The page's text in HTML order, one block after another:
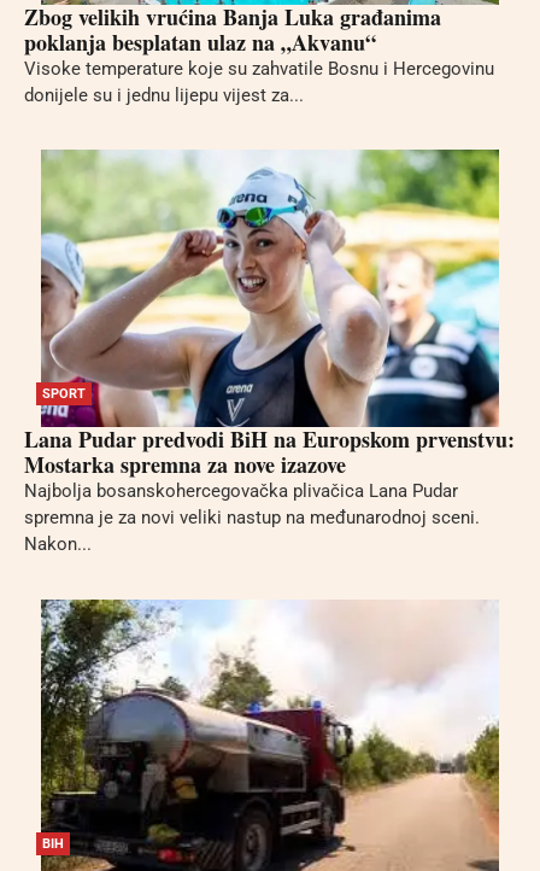
Zbog velikih vrućina Banja Luka građanima
poklanja besplatan ulaz na „Akvanu“
Visoke temperature koje su zahvatile Bosnu i Hercegovinu
donijele su i jednu lijepu vijest za...
SPORT
Lana Pudar predvodi BiH na Europskom prvenstvu:
Mostarka spremna za nove izazove
Najbolja bosanskohercegovačka plivačica Lana Pudar
spremna je za novi veliki nastup na međunarodnoj sceni.
Nakon...
BIH